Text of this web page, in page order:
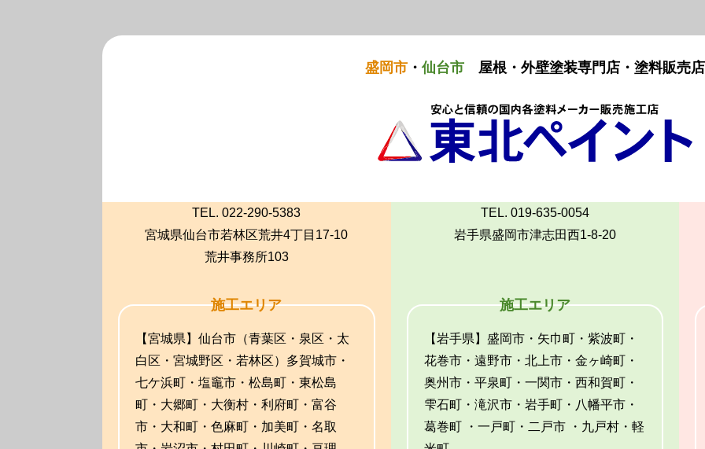
盛岡市 ・ 仙台市 屋根・外壁塗装専門店・塗料販売店
TEL. 022-290-5383
宮城県仙台市若林区荒井4丁目17-10
荒井事務所103
施工エリア
【宮城県】仙台市（青葉区・泉区・太
白区・宮城野区・若林区）多賀城市・
七ケ浜町・塩竈市・松島町・東松島
町・大郷町・大衡村・利府町・富谷
市・大和町・色麻町・加美町・名取
TEL. 019-635-0054
岩手県盛岡市津志田西1-8-20
施工エリア
【岩手県】盛岡市・矢巾町・紫波町・
花巻市・遠野市・北上市・金ヶ崎町・
奥州市・平泉町・一関市・西和賀町・
雫石町・滝沢市・岩手町・八幡平市・
葛巻町 ・一戸町・二戸市 ・九戸村・軽